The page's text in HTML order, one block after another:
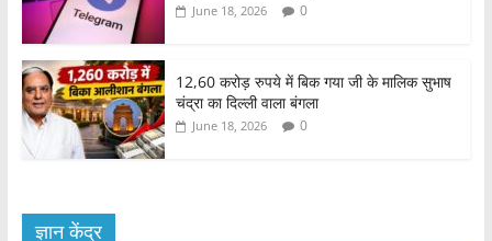
June 18, 2026 0
12,60 करोड़ रुपये में बिक गया जी के मालिक सुभाष
चंद्रा का दिल्ली वाला बंगला
June 18, 2026 0
ज्ञान केंद्र